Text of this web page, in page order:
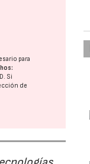
para
. Si
de